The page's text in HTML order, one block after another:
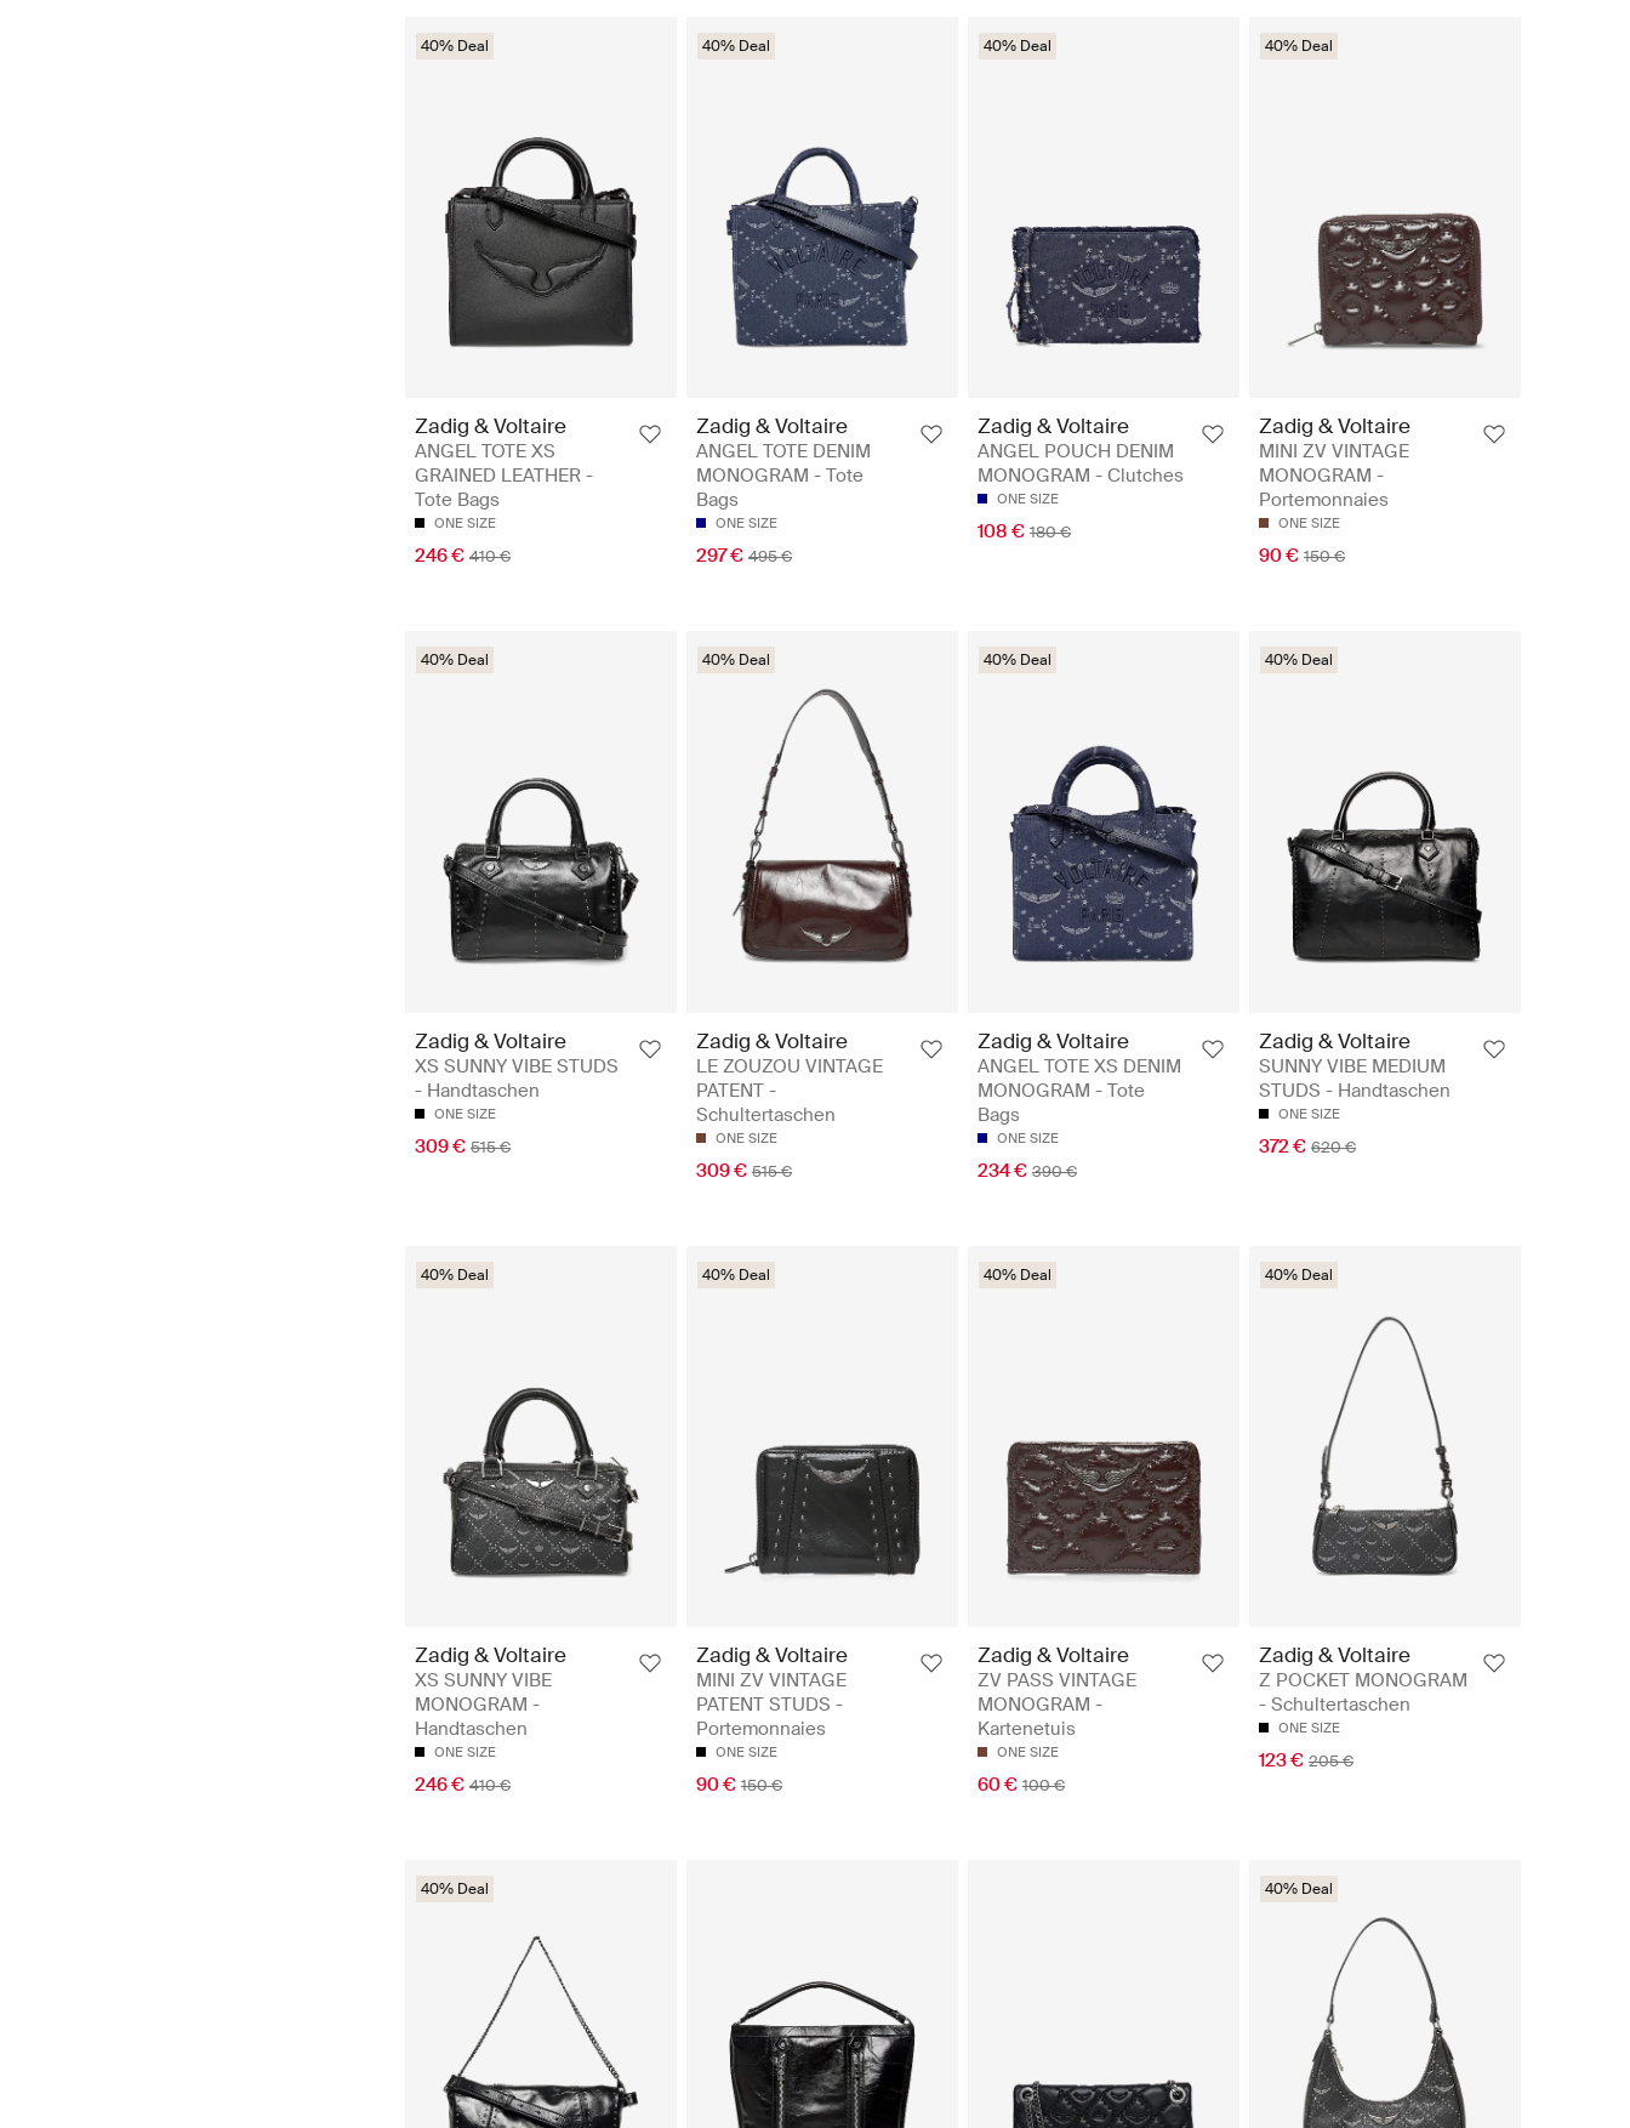
40% Deal
Zadig & Voltaire
ANGEL TOTE XS
GRAINED LEATHER -
Tote Bags
ONE SIZE
246 € 410 €
40% Deal
Zadig & Voltaire
ANGEL TOTE DENIM
MONOGRAM - Tote
Bags
ONE SIZE
297 € 495 €
40% Deal
Zadig & Voltaire
ANGEL POUCH DENIM
MONOGRAM - Clutches
ONE SIZE
108 € 180 €
40% Deal
Zadig & Voltaire
MINI ZV VINTAGE
MONOGRAM -
Portemonnaies
ONE SIZE
90 € 150 €
40% Deal
Zadig & Voltaire
XS SUNNY VIBE STUDS
- Handtaschen
ONE SIZE
309 € 515 €
40% Deal
Zadig & Voltaire
LE ZOUZOU VINTAGE
PATENT -
Schultertaschen
ONE SIZE
309 € 515 €
40% Deal
Zadig & Voltaire
ANGEL TOTE XS DENIM
MONOGRAM - Tote
Bags
ONE SIZE
234 € 390 €
40% Deal
Zadig & Voltaire
SUNNY VIBE MEDIUM
STUDS - Handtaschen
ONE SIZE
372 € 620 €
40% Deal
Zadig & Voltaire
XS SUNNY VIBE
MONOGRAM -
Handtaschen
ONE SIZE
246 € 410 €
40% Deal
Zadig & Voltaire
MINI ZV VINTAGE
PATENT STUDS -
Portemonnaies
ONE SIZE
90 € 150 €
40% Deal
Zadig & Voltaire
ZV PASS VINTAGE
MONOGRAM -
Kartenetuis
ONE SIZE
60 € 100 €
40% Deal
Zadig & Voltaire
Z POCKET MONOGRAM
- Schultertaschen
ONE SIZE
123 € 205 €
40% Deal 40% Deal